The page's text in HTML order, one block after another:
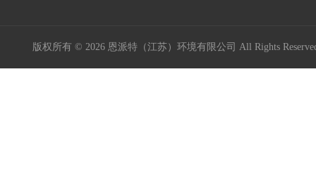
版权所有 © 2026 恩派特（江苏）环境有限公司 All Rights